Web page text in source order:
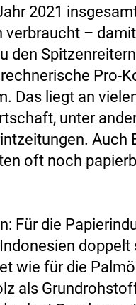
2021
verbraucht –
den
Pro-
Das liegt an
unter
Auch
oft noch
Für die
wie für die
als